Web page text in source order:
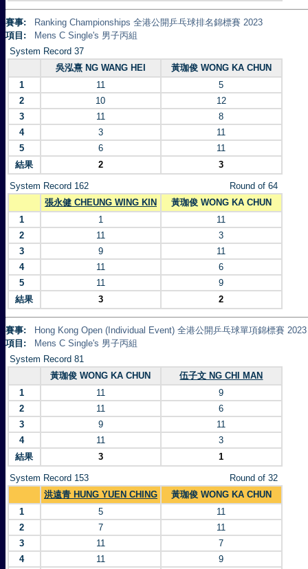
賽事:
Ranking Championships 全港公開乒乓球排名錦標賽 2023
項目:
Mens C Single's 男子丙組
System Record 37
吳泓熹 NG WANG HEI
黃珈俊 WONG KA CHUN
1
11
5
2
10
12
3
11
8
4
3
11
5
6
11
結果
2 3
System Record 162
Round of 64
張永健 CHEUNG WING KIN
黃珈俊 WONG KA CHUN
1
1
11
2
11
3
3
9
11
4
11
6
5
11
9
結果
3 2
賽事:
Hong Kong Open (Individual Event) 全港公開乒乓球單項錦標賽 2023
項目:
Mens C Single's 男子丙組
System Record 81
黃珈俊 WONG KA CHUN
伍子文 NG CHI MAN
1
11
9
2
11
6
3
9
11
4
11
3
結果
3 1
System Record 153
Round of 32
洪遠青 HUNG YUEN CHING
黃珈俊 WONG KA CHUN
1
5
11
2
7
11
3
11
7
4
11
9